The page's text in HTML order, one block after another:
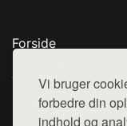
Vi bruger
forbedre din
indhold og
Forside
Top Rabatter
Kontakt